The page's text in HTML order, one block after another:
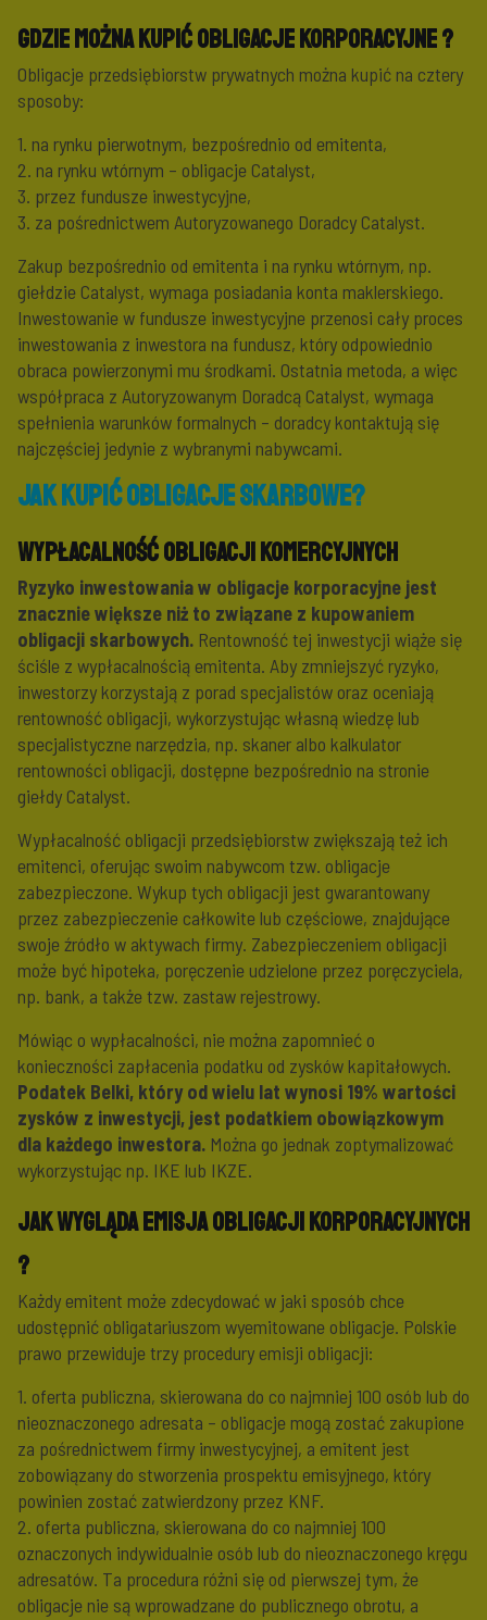
Gdzie można kupić obligacje korporacyjne ?
Obligacje przedsiębiorstw prywatnych można kupić na cztery
sposoby:
1. na rynku pierwotnym, bezpośrednio od emitenta,
2. na rynku wtórnym – obligacje Catalyst,
3. przez fundusze inwestycyjne,
3. za pośrednictwem Autoryzowanego Doradcy Catalyst.
Zakup bezpośrednio od emitenta i na rynku wtórnym, np.
giełdzie Catalyst, wymaga posiadania konta maklerskiego.
Inwestowanie w fundusze inwestycyjne przenosi cały proces
inwestowania z inwestora na fundusz, który odpowiednio
obraca powierzonymi mu środkami. Ostatnia metoda, a więc
współpraca z Autoryzowanym Doradcą Catalyst, wymaga
spełnienia warunków formalnych – doradcy kontaktują się
najczęściej jedynie z wybranymi nabywcami.
Jak kupić obligacje skarbowe?
Wypłacalność obligacji komercyjnych
Ryzyko inwestowania w obligacje korporacyjne jest
znacznie większe niż to związane z kupowaniem
obligacji skarbowych. Rentowność tej inwestycji wiąże się
ściśle z wypłacalnością emitenta. Aby zmniejszyć ryzyko,
inwestorzy korzystają z porad specjalistów oraz oceniają
rentowność obligacji, wykorzystując własną wiedzę lub
specjalistyczne narzędzia, np. skaner albo kalkulator
rentowności obligacji, dostępne bezpośrednio na stronie
giełdy Catalyst.
Wypłacalność obligacji przedsiębiorstw zwiększają też ich
emitenci, oferując swoim nabywcom tzw. obligacje
zabezpieczone. Wykup tych obligacji jest gwarantowany
przez zabezpieczenie całkowite lub częściowe, znajdujące
swoje źródło w aktywach firmy. Zabezpieczeniem obligacji
może być hipoteka, poręczenie udzielone przez poręczyciela,
np. bank, a także tzw. zastaw rejestrowy.
Mówiąc o wypłacalności, nie można zapomnieć o
konieczności zapłacenia podatku od zysków kapitałowych.
Podatek Belki, który od wielu lat wynosi 19% wartości
zysków z inwestycji, jest podatkiem obowiązkowym
dla każdego inwestora. Można go jednak zoptymalizować
wykorzystując np. IKE lub IKZE.
Jak wygląda emisja obligacji korporacyjnych
?
Każdy emitent może zdecydować w jaki sposób chce
udostępnić obligatariuszom wyemitowane obligacje. Polskie
prawo przewiduje trzy procedury emisji obligacji:
1. oferta publiczna, skierowana do co najmniej 100 osób lub do
nieoznaczonego adresata – obligacje mogą zostać zakupione
za pośrednictwem firmy inwestycyjnej, a emitent jest
zobowiązany do stworzenia prospektu emisyjnego, który
powinien zostać zatwierdzony przez KNF.
2. oferta publiczna, skierowana do co najmniej 100
oznaczonych indywidualnie osób lub do nieoznaczonego kręgu
adresatów. Ta procedura różni się od pierwszej tym, że
obligacje nie są wprowadzane do publicznego obrotu, a